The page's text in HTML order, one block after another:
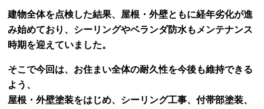
建物全体を点検した結果、屋根・外壁ともに経年劣化が進
み始めており、シーリングやベランダ防水もメンテナンス
時期を迎えていました。
そこで今回は、お住まい全体の耐久性を今後も維持できる
よう、
屋根・外壁塗装をはじめ、シーリング工事、付帯部塗装、